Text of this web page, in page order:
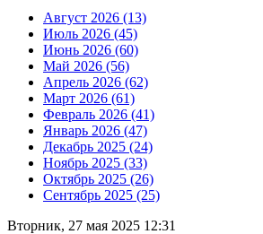
Август 2026 (13)
Июль 2026 (45)
Июнь 2026 (60)
Май 2026 (56)
Апрель 2026 (62)
Март 2026 (61)
Февраль 2026 (41)
Январь 2026 (47)
Декабрь 2025 (24)
Ноябрь 2025 (33)
Октябрь 2025 (26)
Сентябрь 2025 (25)
Вторник, 27 мая 2025 12:31